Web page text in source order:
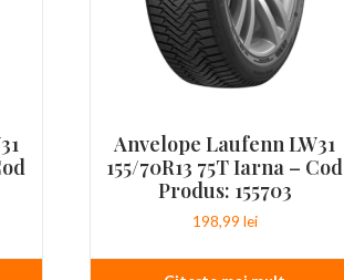
Anvelope Laufenn LW31
155/70R13 75T Iarna – Cod
Produs: 155703
198,99 lei